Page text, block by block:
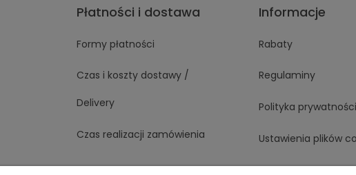
Płatności i dostawa
Formy płatności
Czas i koszty dostawy /
Delivery
Czas realizacji zamówienia
Informacje
Rabaty
Regulaminy
Polityka prywatności
Ustawienia plików